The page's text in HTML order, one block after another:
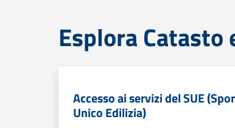
Esplora
Accesso ai servizi del SUE
Unico Edilizia)